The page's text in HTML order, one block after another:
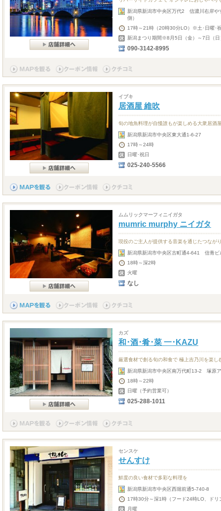
新潟県新潟市中央区万代2 信濃川右岸や
側）
17時～21時（20時30分LO）※土･日曜･
新潟まつり期間※8月5日（金）～7日（日
090-3142-8995
イブキ
居酒屋 維吹
旬の地魚料理が自慢誰もが楽しめる大衆居酒
新潟県新潟市中央区東大通1-6-27
17時～24時
日曜･祝日
025-240-5566
ムムリックマーフィニイガタ
mumric murphy ニイガタ
現役のご主人が提供する音楽を通じたつなが
新潟県新潟市中央区古町通4-641 信青ビ
18時～深2時
火曜
なし
カズ
和･酒･肴･菜 一･KAZU
厳選食材で創る旬の和食で 極上吉乃川を楽し
新潟県新潟市中央区南万代町13-2 塚原
18時～22時
日曜（予約営業可）
025-288-1011
センスケ
せんすけ
鮮度の良い食材で多彩な料理を
新潟県新潟市中央区西堀前通5-740-8
17時30分～深1時（フード24時LO、ド
月曜